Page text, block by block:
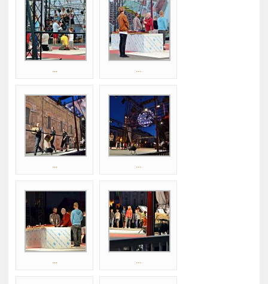
... ...
... ...
... ...